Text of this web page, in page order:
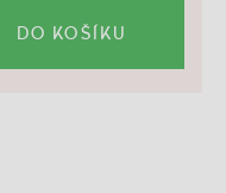
DO KOŠÍKU